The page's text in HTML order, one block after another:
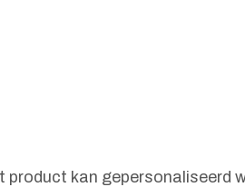
kan gepersonaliseerd